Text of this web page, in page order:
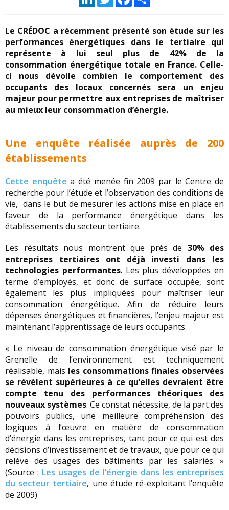
Le CRÉDOC a récemment présenté son étude sur les
performances énergétiques dans le tertiaire qui
représente à lui seul plus de 42% de la
consommation énergétique totale en France. Celle-
ci nous dévoile combien le comportement des
occupants des locaux concernés sera un enjeu
majeur pour permettre aux entreprises de maîtriser
au mieux leur consommation d’énergie.
Une enquête réalisée auprès de 200
établissements
Cette enquête a été menée fin 2009 par le Centre de
recherche pour l’étude et l’observation des conditions de
vie, dans le but de mesurer les actions mise en place en
faveur de la performance énergétique dans les
établissements du secteur tertiaire.
Les résultats nous montrent que près de 30% des
entreprises tertiaires ont déjà investi dans les
technologies performantes. Les plus développées en
terme d’employés, et donc de surface occupée, sont
également les plus impliquées pour maîtriser leur
consommation énergétique. Afin de réduire leurs
dépenses énergétiques et financières, l’enjeu majeur est
maintenant l’apprentissage de leurs occupants.
« Le niveau de consommation énergétique visé par le
Grenelle de l’environnement est techniquement
réalisable, mais les consommations finales observées
se révèlent supérieures à ce qu’elles devraient être
compte tenu des performances théoriques des
nouveaux systèmes. Ce constat nécessite, de la part des
pouvoirs publics, une meilleure compréhension des
logiques à l’œuvre en matière de consommation
d’énergie dans les entreprises, tant pour ce qui est des
décisions d’investissement et de travaux, que pour ce qui
relève des usages des bâtiments par les salariés. »
(Source : Les usages de l’énergie dans les entreprises
du secteur tertiaire, une étude ré-exploitant l’enquête
de 2009)